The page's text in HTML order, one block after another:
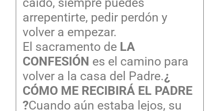
arrepentirte, pedir perdón y
volver a empezar.
El sacramento deLA
CONFESIÓN es el camino para
volver a la casa del Padre.¿
CÓMO ME RECIBIRÁ EL PADRE
?Cuando aún estaba lejos, su